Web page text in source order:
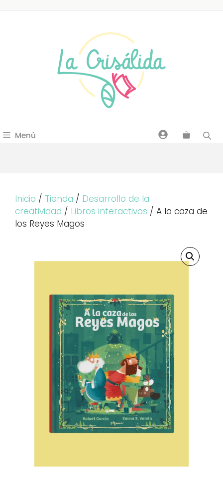
Menú
Inicio / Tienda / Desarrollo de la
creatividad / Libros interactivos / A la caza de
los Reyes Magos